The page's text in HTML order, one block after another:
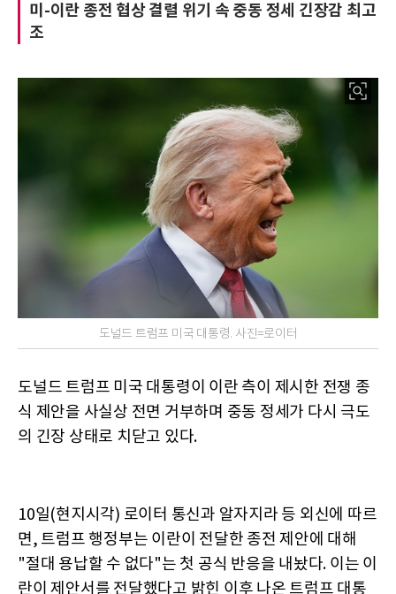
미-이란 종전 협상 결렬 위기 속 중동 정세 긴장감 최고
조
도널드 트럼프 미국 대통령. 사진=로이터
도널드 트럼프 미국 대통령이 이란 측이 제시한 전쟁 종
식 제안을 사실상 전면 거부하며 중동 정세가 다시 극도
의 긴장 상태로 치닫고 있다.
10일(현지시각) 로이터 통신과 알자지라 등 외신에 따르
면, 트럼프 행정부는 이란이 전달한 종전 제안에 대해
"절대 용납할 수 없다"는 첫 공식 반응을 내놨다. 이는 이
란이 제안서를 전달했다고 밝힌 이후 나온 트럼프 대통